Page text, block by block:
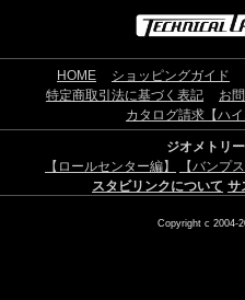
HOME ショッピングガイド
特定商取引法に基づく表記
お
カタログ請求【ハイ
ジオメトリ
【ロールセンター編】
【バンプ
スタビリンクについて サ
Copyright c 2004-